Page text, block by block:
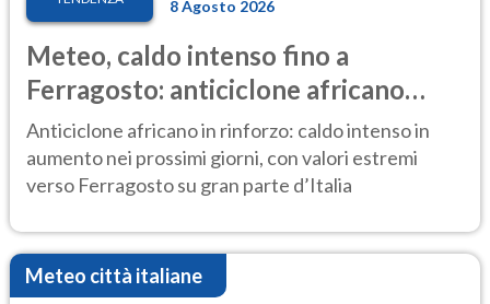
8 Agosto 2026
Meteo, caldo intenso fino a
Ferragosto: anticiclone africano
ancora protagonista
Anticiclone africano in rinforzo: caldo intenso in
aumento nei prossimi giorni, con valori estremi
verso Ferragosto su gran parte d’Italia
Meteo città italiane